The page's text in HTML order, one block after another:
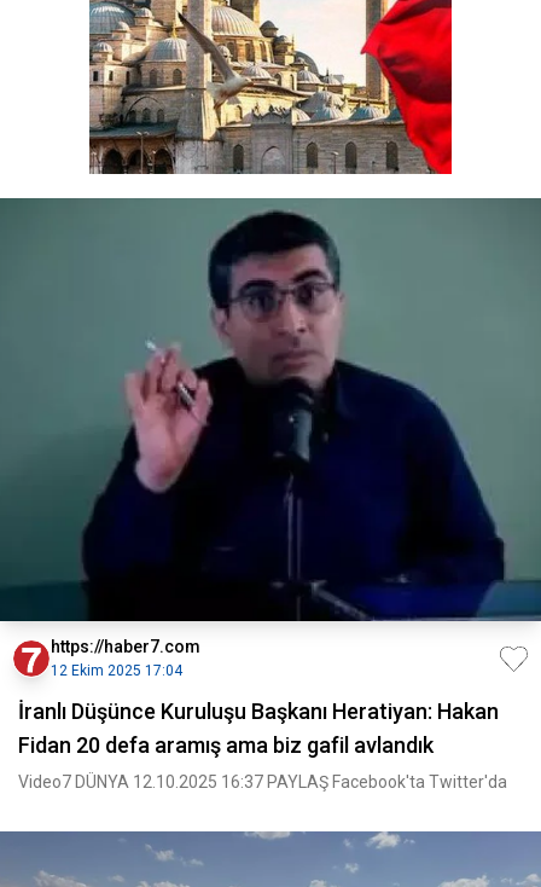
https://haber7.com
12 Ekim 2025 17:04
İranlı Düşünce Kuruluşu Başkanı Heratiyan: Hakan
Fidan 20 defa aramış ama biz gafil avlandık
Video7 DÜNYA 12.10.2025 16:37 PAYLAŞ Facebook'ta Twitter'da